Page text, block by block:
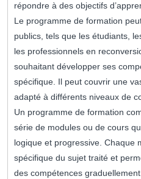
répondre à des objectifs
Le programme de formation
publics, tels que les étudiants,
les professionnels en
souhaitant développer ses
spécifique. Il peut couvrir une
adapté à différents niveaux de
Un programme de formation
série de modules ou de cours
logique et progressive. Chaque
spécifique du sujet traité et
des compétences